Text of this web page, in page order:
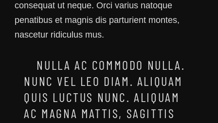
consequat ut neque. Orci varius natoque
penatibus et magnis dis parturient montes,
nascetur ridiculus mus.
NULLA AC COMMODO NULLA.
NUNC VEL LEO DIAM. ALIQUAM
QUIS LUCTUS NUNC. ALIQUAM
AC MAGNA MATTIS, SAGITTIS